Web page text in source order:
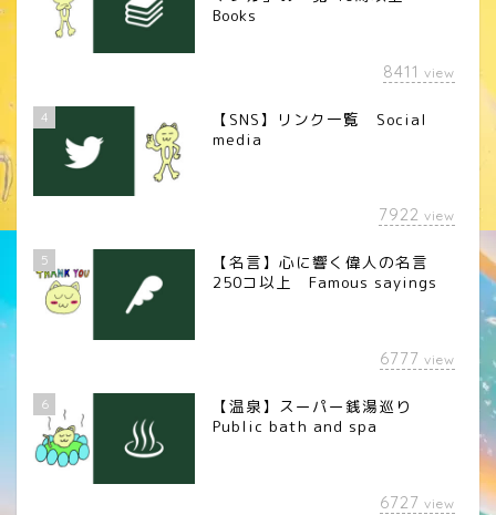
Books
8411 view
4
【SNS】リンク一覧 Social
media
7922 view
5
【名言】心に響く偉人の名言
250コ以上 Famous sayings
6777 view
6
【温泉】スーパー銭湯巡り
Public bath and spa
6727 view